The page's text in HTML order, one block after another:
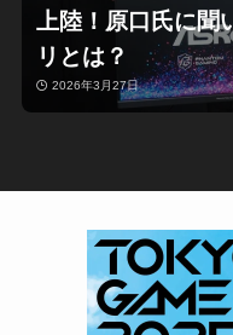
上陸！原口氏に聞
リとは？
2026年3月27日